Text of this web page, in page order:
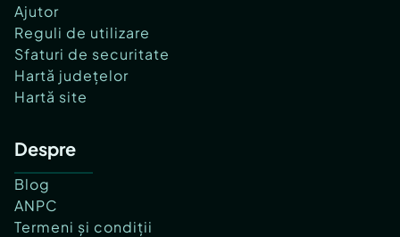
Ajutor
Reguli de utilizare
Sfaturi de securitate
Hartă județelor
Hartă site
Despre
Blog
ANPC
Termeni și condiții